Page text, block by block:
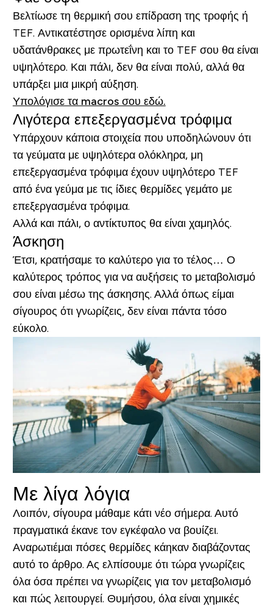
Βελτίωσε τη θερμική σου επίδραση της τροφής ή
TEF. Αντικατέστησε ορισμένα λίπη και
υδατάνθρακες με πρωτεΐνη και το TEF σου θα είναι
υψηλότερο. Και πάλι, δεν θα είναι πολύ, αλλά θα
υπάρξει μια μικρή αύξηση.
Υπολόγισε τα macros σου εδώ.
Λιγότερα επεξεργασμένα τρόφιμα
Υπάρχουν κάποια στοιχεία που υποδηλώνουν ότι
τα γεύματα με υψηλότερα ολόκληρα, μη
επεξεργασμένα τρόφιμα έχουν υψηλότερο TEF
από ένα γεύμα με τις ίδιες θερμίδες γεμάτο με
επεξεργασμένα τρόφιμα.
Αλλά και πάλι, ο αντίκτυπος θα είναι χαμηλός.
Άσκηση
Έτσι, κρατήσαμε το καλύτερο για το τέλος… Ο
καλύτερος τρόπος για να αυξήσεις το μεταβολισμό
σου είναι μέσω της άσκησης. Αλλά όπως είμαι
σίγουρος ότι γνωρίζεις, δεν είναι πάντα τόσο
εύκολο.
Με λίγα λόγια
Λοιπόν, σίγουρα μάθαμε κάτι νέο σήμερα. Αυτό
πραγματικά έκανε τον εγκέφαλο να βουίζει.
Αναρωτιέμαι πόσες θερμίδες κάηκαν διαβάζοντας
αυτό το άρθρο. Ας ελπίσουμε ότι τώρα γνωρίζεις
όλα όσα πρέπει να γνωρίζεις για τον μεταβολισμό
και πώς λειτουργεί. Θυμήσου, όλα είναι χημικές